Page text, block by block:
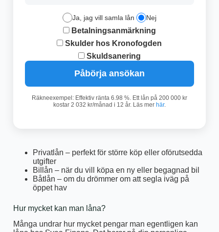
Ja, jag vill samla lån Nej
Betalningsanmärkning
Skulder hos Kronofogden
Skuldsanering
Påbörja ansökan
Räkneexempel: Effektiv ränta 6.98 %. Ett lån på 200 000 kr
kostar 2 032 kr/månad i 12 år. Läs mer här.
Privatlån – perfekt för större köp eller oförutsedda
utgifter
Billån – när du vill köpa en ny eller begagnad bil
Båtlån – om du drömmer om att segla iväg på
öppet hav
Hur mycket kan man låna?
Många undrar hur mycket pengar man egentligen kan